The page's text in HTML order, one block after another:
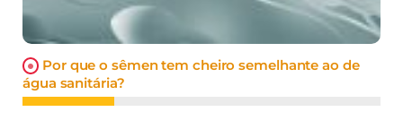
Por que o sêmen tem cheiro semelhante ao de
água sanitária?